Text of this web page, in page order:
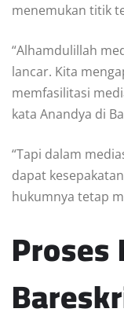
menemukan titik
“Alhamdulillah
lancar. Kita
memfasilitasi
kata Anandya di
“Tapi dalam
dapat
hukumnya tetap